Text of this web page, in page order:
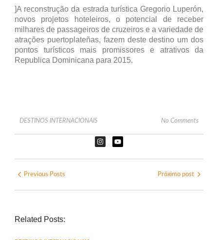
]A reconstrução da estrada turística Gregorio Luperón,
novos projetos hoteleiros, o potencial de receber
milhares de passageiros de cruzeiros e a variedade de
atrações puertoplateñas, fazem deste destino um dos
pontos turísticos mais promissores e atrativos da
Republica Dominicana para 2015.
DESTINOS INTERNACIONAIS No Comments
Previous Posts Próximo post
Related Posts: